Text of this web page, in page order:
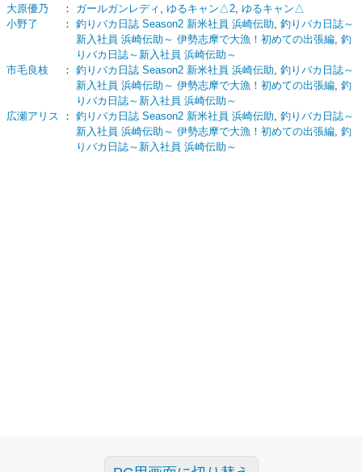
大原優乃
： ガールガンレディ , ゆるキャン△2, ゆるキャン△
小野了
： 釣りバカ日誌 Season2 新米社員 浜崎伝助, 釣りバカ日誌～
新入社員 浜崎伝助～ 伊勢志摩で大漁！初めての出張編, 釣
りバカ日誌～新入社員 浜崎伝助～
市毛良枝
： 釣りバカ日誌 Season2 新米社員 浜崎伝助, 釣りバカ日誌～
新入社員 浜崎伝助～ 伊勢志摩で大漁！初めての出張編, 釣
りバカ日誌～新入社員 浜崎伝助～
広瀬アリス ： 釣りバカ日誌 Season2 新米社員 浜崎伝助, 釣りバカ日誌～
新入社員 浜崎伝助～ 伊勢志摩で大漁！初めての出張編, 釣
りバカ日誌～新入社員 浜崎伝助～